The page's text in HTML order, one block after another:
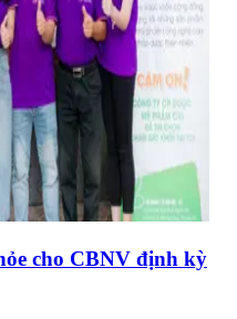
cho CBNV định kỳ